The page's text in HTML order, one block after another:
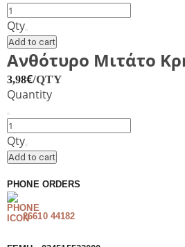
Τυρί
Brie
Ile
de
France
125gr
quantity
Qty
Add to cart
Ανθότυρο Μιτάτο
3,98€/QTY
Quantity
Ανθότυρο
Μιτάτο
Κρήτης
quantity
Qty
Add to cart
PHONE ORDERS
26610 44182